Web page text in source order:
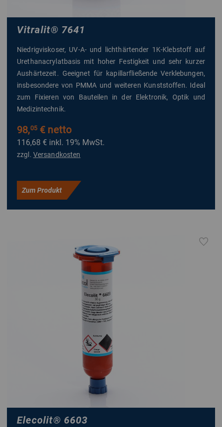
Vitralit® 7641
Niedrigviskoser, UV-A- und lichthärtender 1K-Klebstoff auf
Urethanacrylatbasis mit hoher Festigkeit und sehr kurzer
Aushärtezeit. Geeignet für kapillarfließende Verklebungen,
insbesondere von PMMA und weiteren Kunststoffen. Ideal
zum Fixieren von Bauteilen in der Elektronik, Optik und
Medizintechnik.
98,05€ netto
116,68 € inkl. 19% MwSt.
zzgl. Versandkosten
Zum Produkt
Elecolit® 6603